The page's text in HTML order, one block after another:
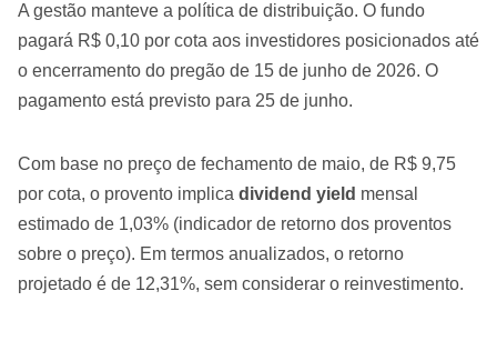
A gestão manteve a política de distribuição. O fundo
pagará R$ 0,10 por cota aos investidores posicionados até
o encerramento do pregão de 15 de junho de 2026. O
pagamento está previsto para 25 de junho.
Com base no preço de fechamento de maio, de R$ 9,75
por cota, o provento implica dividend yield mensal
estimado de 1,03% (indicador de retorno dos proventos
sobre o preço). Em termos anualizados, o retorno
projetado é de 12,31%, sem considerar o reinvestimento.